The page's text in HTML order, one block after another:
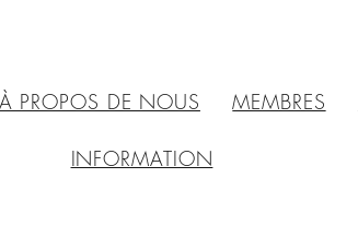
À PROPOS DE NOUS MEMBRES
INFORMATION